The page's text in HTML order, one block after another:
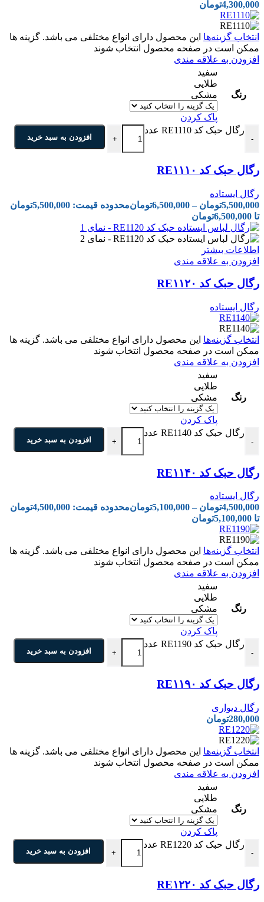
4,300,000تومان
انتخاب گزینه‌ها این محصول دارای انواع مختلفی می باشد. گزینه ها
ممکن است در صفحه محصول انتخاب شوند
افزودن به علاقه مندی
رنگ
سفید
طلایی
مشکی
پاک کردن
-
رگال حبک کد RE1110 عدد
+ افزودن به سبد خرید
رگال حبک کد RE۱۱۱۰
رگال ایستاده
5,500,000تومان –
6,500,000تومان
محدوده قیمت: 5,500,000تومان
تا 6,500,000تومان
اطلاعات بیشتر
افزودن به علاقه مندی
رگال حبک کد RE۱۱۲۰
رگال ایستاده
انتخاب گزینه‌ها این محصول دارای انواع مختلفی می باشد. گزینه ها
ممکن است در صفحه محصول انتخاب شوند
افزودن به علاقه مندی
رنگ
سفید
طلایی
مشکی
پاک کردن
-
رگال حبک کد RE1140 عدد
+ افزودن به سبد خرید
رگال حبک کد RE۱۱۴۰
رگال ایستاده
4,500,000تومان –
5,100,000تومان
محدوده قیمت: 4,500,000تومان
تا 5,100,000تومان
انتخاب گزینه‌ها این محصول دارای انواع مختلفی می باشد. گزینه ها
ممکن است در صفحه محصول انتخاب شوند
افزودن به علاقه مندی
رنگ
سفید
طلایی
مشکی
پاک کردن
-
رگال حبک کد RE1190 عدد
+ افزودن به سبد خرید
رگال حبک کد RE۱۱۹۰
رگال دیواری
280,000تومان
انتخاب گزینه‌ها این محصول دارای انواع مختلفی می باشد. گزینه ها
ممکن است در صفحه محصول انتخاب شوند
افزودن به علاقه مندی
رنگ
سفید
طلایی
مشکی
پاک کردن
-
رگال حبک کد RE1220 عدد
+ افزودن به سبد خرید
رگال حبک کد RE۱۲۲۰